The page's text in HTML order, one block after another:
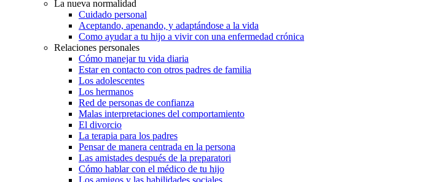
La nueva normalidad
Cuidado personal
Aceptando, apenando, y adaptándose a la vida
Como ayudar a tu hijo a vivir con una enfermedad crónica
Relaciones personales
Cómo manejar tu vida diaria
Estar en contacto con otros padres de familia
Los adolescentes
Los hermanos
Red de personas de confianza
Malas interpretaciones del comportamiento
El divorcio
La terapia para los padres
Pensar de manera centrada en la persona
Las amistades después de la preparatori
Cómo hablar con el médico de tu hijo
Los amigos y las habilidades sociales